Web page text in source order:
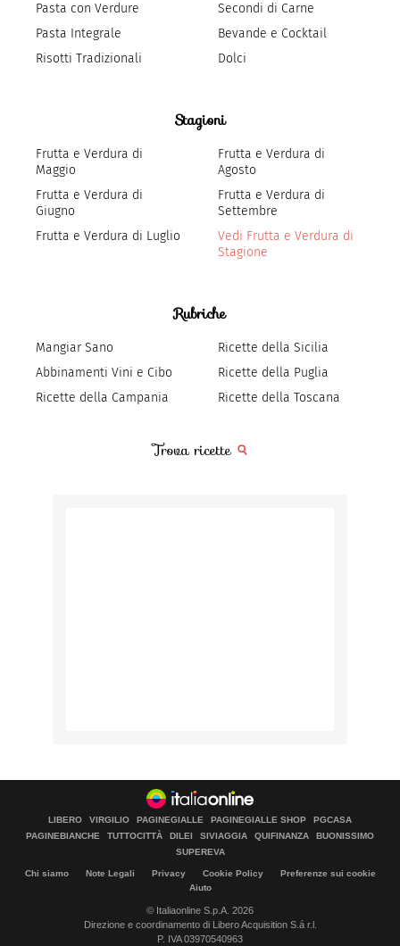
Pasta con Verdure
Pasta Integrale
Risotti Tradizionali
Secondi di Carne
Bevande e Cocktail
Dolci
Stagioni
Frutta e Verdura di
Maggio
Frutta e Verdura di
Giugno
Frutta e Verdura di Luglio
Frutta e Verdura di
Agosto
Frutta e Verdura di
Settembre
Vedi Frutta e Verdura di
Stagione
Rubriche
Mangiar Sano
Abbinamenti Vini e Cibo
Ricette della Campania
Ricette della Sicilia
Ricette della Puglia
Ricette della Toscana
Trova ricette
LIBERO VIRGILIO PAGINEGIALLE PAGINEGIALLE SHOP
PGCASA
PAGINEBIANCHE
TUTTOCITTÀ DILEI SIVIAGGIA QUIFINANZA
BUONISSIMO
SUPEREVA
Chi siamo Note Legali Privacy Cookie Policy
Preferenze sui cookie
Aiuto
© Italiaonline S.p.A. 2026
Direzione e coordinamento di Libero Acquisition S.á r.l.
P. IVA 03970540963